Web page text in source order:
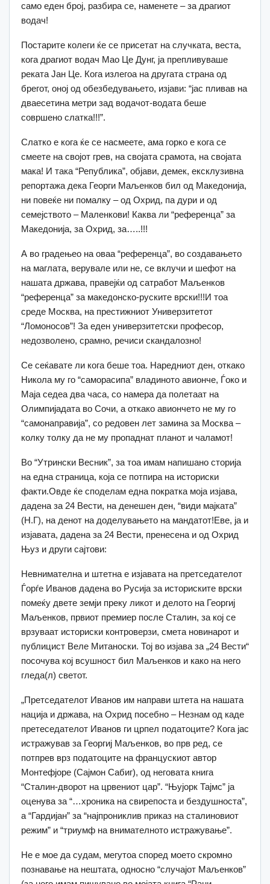
само еден број, разбира се, наменете – за драгиот
водач!
Постарите колеги ќе се присетат на случката, веста,
кога драгиот водач Мао Це Дунг, ја препливуваше
реката Јан Це. Кога излегоа на другата страна од
брегот, оној од обезбедувањето, изјави: “јас пливав на
дваесетина метри зад водачот-водата беше
совршено слатка!!!”.
Слатко е кога ќе се насмеете, ама горко е кога се
смеете на својот грев, на својата срамота, на својата
мака! И така “Република”, објави, демек, ексклузивна
репортажа дека Георги Маљенков бил од Македонија,
ни повеќе ни помалку – од Охрид, па дури и од
семејството – Маленкови! Каква ли “референца” за
Македонија, за Охрид, за…..!!!
А во градењео на оваа “референца”, во создавањето
на маглата, верувале или не, се вклучи и шефот на
нашата држава, правејќи од сатработ Маљенков
“референца” за македонско-руските врски!!!И тоа
среде Москва, на престижниот Универзитетот
“Ломоносов”! За еден универзитетски професор,
недозволено, срамно, речиси скандалозно!
Се сеќавате ли кога беше тоа. Наредниот ден, откако
Никола му го “саморасипа” владиното авионче, Ѓоко и
Маја седеа два часа, со намера да полетаат на
Олимпијадата во Сочи, а откако авиончето не му го
“самонаправија”, со редовен лет замина за Москва –
колку толку да не му пропаднат планот и чаламот!
Во “Утрински Весник”, за тоа имам напишано сторија
на една страница, која се потпира на историски
факти.Овде ќе споделам една пократка моја изјава,
дадена за 24 Вести, на денешен ден, “види мајката”
(Н.Г), на денот на доделувањето на мандатот!Еве, ја и
изјавата, дадена за 24 Вести, пренесена и од Охрид
Њуз и други сајтови:
Невнимателна и штетна е изјавата на претседателот
Ѓорѓе Иванов дадена во Русија за историските врски
помеќу двете земји преку ликот и делото на Георгиј
Маљенков, првиот премиер после Сталин, за кој се
врзуваат историски контроверзи, смета новинарот и
публицист Веле Митаноски. Тој во изјава за „24 Вести“
посочува кој всушност бил Маљенков и како на него
гледа(л) светот.
„Претседателот Иванов им направи штета на нашата
нација и држава, на Охрид посебно – Незнам од каде
претеседателот Иванов ги црпел податоците? Кога јас
истражував за Георгиј Маљенков, во прв ред, се
потпрев врз податоците на францускиот автор
Монтефјоре (Сајмон Сабиг), од неговата книга
“Сталин-дворот на црвениот цар”. “Њујорк Тајмс” ја
оценува за “…хроника на свирепоста и бездушноста”,
а “Гардијан” за “најпрониклив приказ на сталиновиот
режим” и “триумф на внимателното истражување”.
Не е мое да судам, мегутоа според моето скромно
познавање на нештата, односно “случајот Маљенков”